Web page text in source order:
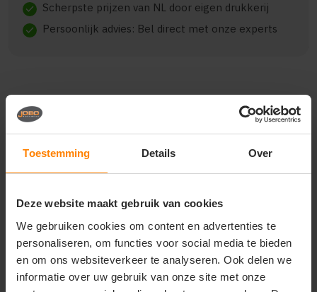
Toestemming Details Over
Deze website maakt gebruik van cookies
We gebruiken cookies om content en advertenties te
personaliseren, om functies voor social media te bieden
en om ons websiteverkeer te analyseren. Ook delen we
informatie over uw gebruik van onze site met onze
check Scherpste prijzen van NL door eigen drukkerij
check Persoonlijk advies: Bel direct met onze experts
Beschrijving
J. Harvest & Frost indigo
heren 2913001
indigo bow 130 is a supersoft, light weighted,
garment washed jeans shirt, with stretch and easy
care treatment. smart & casual, soft & light,
comfortable & easy to care for. simply a combination